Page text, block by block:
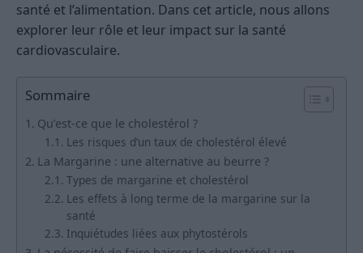
santé et l’alimentation. Dans cet article, nous allons
explorer leur rôle et leur impact sur la santé
cardiovasculaire.
Sommaire
Qu’est-ce que le cholestérol ?
Les risques d’un taux de cholestérol élevé
La Margarine : une alternative au beurre ?
Types de margarine et cholestérol
Les effets à long terme de la margarine sur la
santé
Inquiétudes liées aux phytostérols